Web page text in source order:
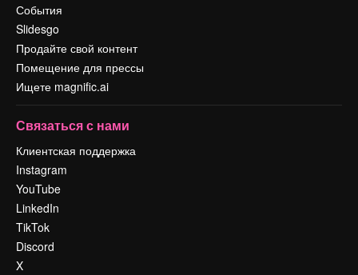
События
Slidesgo
Продайте свой контент
Помещение для прессы
Ищете magnific.ai
Связаться с нами
Клиентская поддержка
Instagram
YouTube
LinkedIn
TikTok
Discord
X